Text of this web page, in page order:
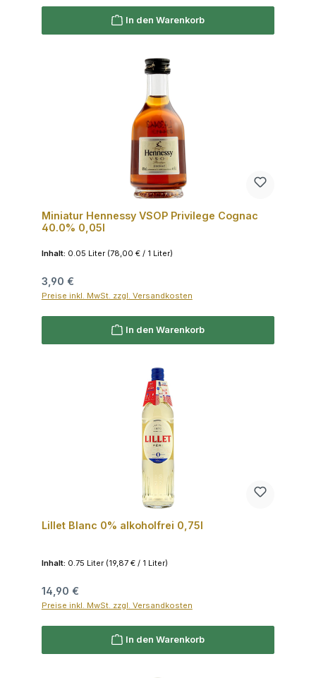
In den Warenkorb
Miniatur Hennessy VSOP Privilege Cognac
40.0% 0,05l
Inhalt: 0.05 Liter (78,00 € / 1 Liter)
Regulärer Preis:
3,90 €
Preise inkl. MwSt. zzgl. Versandkosten
In den Warenkorb
Lillet Blanc 0% alkoholfrei 0,75l
Inhalt: 0.75 Liter (19,87 € / 1 Liter)
Regulärer Preis:
14,90 €
Preise inkl. MwSt. zzgl. Versandkosten
In den Warenkorb